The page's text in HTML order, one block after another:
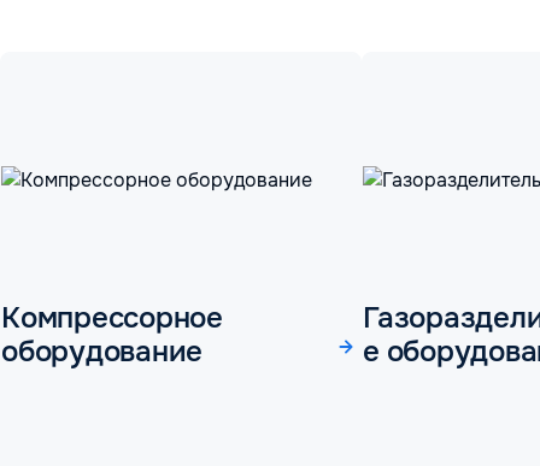
Компрессорное
оборудование
е